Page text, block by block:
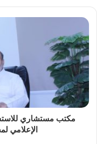
مكتب مستشاري
الإعلامي